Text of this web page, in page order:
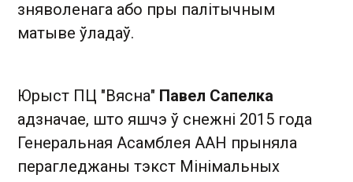
зняволенага або пры палітычным
матыве ўладаў.
Юрыст ПЦ "Вясна" Павел Сапелка
адзначае, што яшчэ ў снежні 2015 года
Генеральная Асамблея ААН прыняла
перагледжаны тэкст Мінімальных